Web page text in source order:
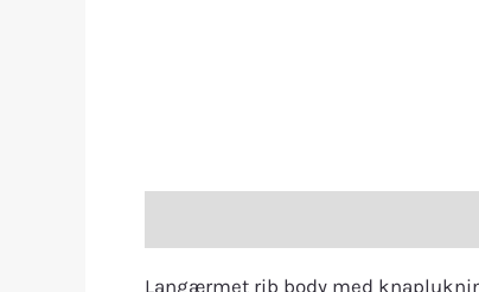
Langærmet rib body med